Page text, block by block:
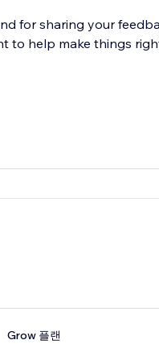
for sharing your
to help make things
Grow 플랜